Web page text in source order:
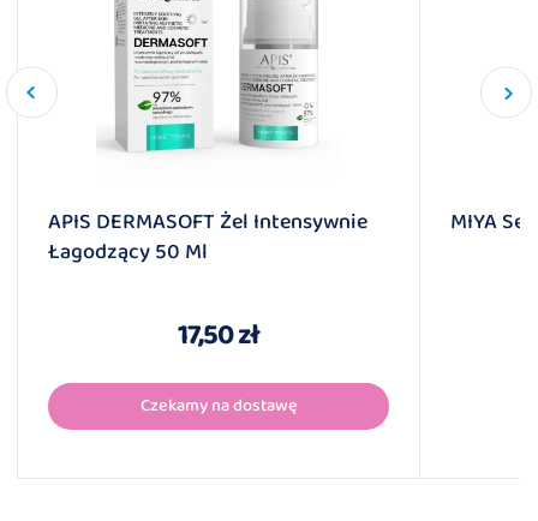
APIS DERMASOFT Żel Intensywnie
Łagodzący 50 Ml
17,50 zł
Czekamy na dostawę
MIYA